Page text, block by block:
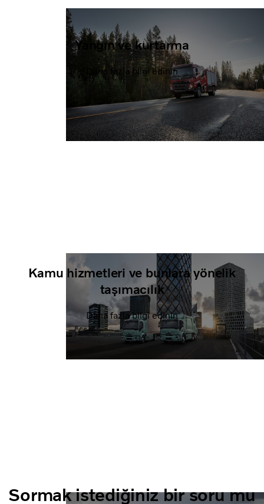
Yangın ve kurtarma
Daha fazla bilgi edinin
Kamu hizmetleri ve bunlara yönelik
taşımacılık
Daha fazla bilgi edinin
Sormak istediğiniz bir soru mu